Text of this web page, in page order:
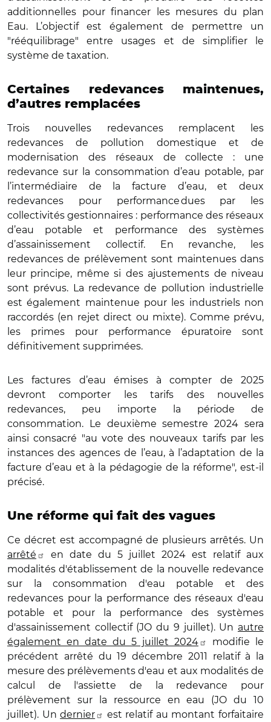
additionnelles pour financer les mesures du plan
Eau. L’objectif est également de permettre un
"rééquilibrage" entre usages et de simplifier le
système de taxation.
Certaines redevances maintenues,
d’autres remplacées
Trois nouvelles redevances remplacent les
redevances de pollution domestique et de
modernisation des réseaux de collecte : une
redevance sur la consommation d’eau potable, par
l’intermédiaire de la facture d’eau, et deux
redevances pour performance dues par les
collectivités gestionnaires : performance des réseaux
d’eau potable et performance des systèmes
d’assainissement collectif. En revanche, les
redevances de prélèvement sont maintenues dans
leur principe, même si des ajustements de niveau
sont prévus. La redevance de pollution industrielle
est également maintenue pour les industriels non
raccordés (en rejet direct ou mixte). Comme prévu,
les primes pour performance épuratoire sont
définitivement supprimées.
Les factures d’eau émises à compter de 2025
devront comporter les tarifs des nouvelles
redevances, peu importe la période de
consommation. Le deuxième semestre 2024 sera
ainsi consacré "au vote des nouveaux tarifs par les
instances des agences de l’eau, à l’adaptation de la
facture d’eau et à la pédagogie de la réforme", est-il
précisé.
Une réforme qui fait des vagues
Ce décret est accompagné de plusieurs arrêtés. Un
arrêté
en date du 5 juillet 2024 est relatif aux
modalités d'établissement de la nouvelle redevance
sur la consommation d'eau potable et des
redevances pour la performance des réseaux d'eau
potable et pour la performance des systèmes
d'assainissement collectif (JO du 9 juillet). Un autre
également en date du 5 juillet 2024
modifie le
précédent arrêté du 19 décembre 2011 relatif à la
mesure des prélèvements d'eau et aux modalités de
calcul de l'assiette de la redevance pour
prélèvement sur la ressource en eau (JO du 10
juillet). Undernier
est relatif au montant forfaitaire